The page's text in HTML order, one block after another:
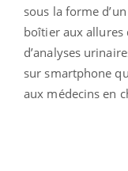
sous la forme d’un
boîtier aux allures
d’analyses
sur smartphone
aux médecins en